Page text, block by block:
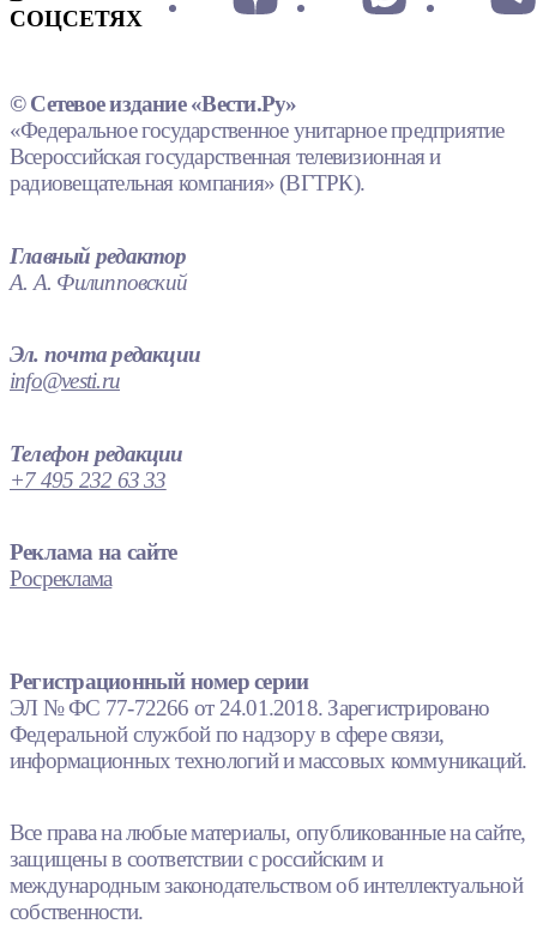
СОЦСЕТЯХ
© Сетевое издание «Вести.Ру»
«Федеральное государственное унитарное предприятие
Всероссийская государственная телевизионная и
радиовещательная компания» (ВГТРК).
Главный редактор
А. А. Филипповский
Эл. почта редакции
info@vesti.ru
Телефон редакции
+7 495 232 63 33
Реклама на сайте
Росреклама
Регистрационный номер серии
ЭЛ № ФС 77-72266 от 24.01.2018. Зарегистрировано
Федеральной службой по надзору в сфере связи,
информационных технологий и массовых коммуникаций.
Все права на любые материалы, опубликованные на сайте,
защищены в соответствии с российским и
международным законодательством об интеллектуальной
собственности.